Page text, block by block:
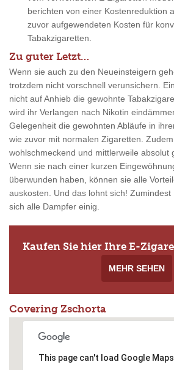
berichten von einer Kostenreduktion
zuvor aufgewendeten Kosten für
Tabakzigaretten.
Zu guter Letzt…
Wenn sie auch zu den Neueinsteigern
trotzdem nicht vorschnell verunsichern.
nicht auf Anhieb die gewohnte
wird ihr Verlangen nach Nikotin
Gelegenheit die gewohnten Abläufe in
wie zuvor mit normalen Zigaretten.
wohlschmeckend und mittlerweile absolut
Wenn sie nach einer kurzen
überwunden haben, können sie alle
auskosten. Und das lohnt sich! Zumindest
sich alle Dampfer einig.
Kaufen Sie hier Ihre E-
MEHR SEHEN
Covering Zschorta
This page can't load Google